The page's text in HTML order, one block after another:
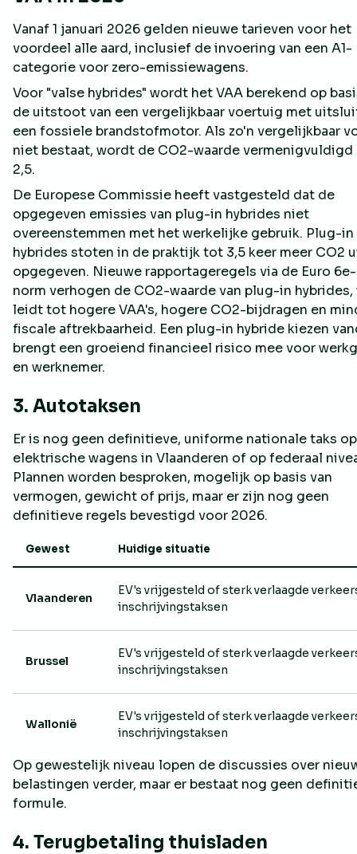
Vanaf 1 januari 2026 gelden nieuwe tarieven voor het
voordeel alle aard, inclusief de invoering van een A1-
categorie voor zero-emissiewagens.
Voor "valse hybrides" wordt het VAA berekend op
de uitstoot van een vergelijkbaar voertuig met
een fossiele brandstofmotor. Als zo'n vergelijkbaar
niet bestaat, wordt de CO2-waarde vermenigvuldigd
2,5.
De Europese Commissie heeft vastgesteld dat de
opgegeven emissies van plug-in hybrides niet
overeenstemmen met het werkelijke gebruik. Plug-in
hybrides stoten in de praktijk tot 3,5 keer meer CO2
opgegeven. Nieuwe rapportageregels via de Euro
norm verhogen de CO2-waarde van plug-in hybrides,
leidt tot hogere VAA's, hogere CO2-bijdragen en
fiscale aftrekbaarheid. Een plug-in hybride kiezen
brengt een groeiend financieel risico mee voor
en werknemer.
3. Autotaksen
Er is nog geen definitieve, uniforme nationale taks op
elektrische wagens in Vlaanderen of op federaal
Plannen worden besproken, mogelijk op basis van
vermogen, gewicht of prijs, maar er zijn nog geen
definitieve regels bevestigd voor 2026.
Gewest Huidige situatie
Vlaanderen
EV's vrijgesteld of sterk verlaagde
inschrijvingstaksen
Brussel
EV's vrijgesteld of sterk verlaagde
inschrijvingstaksen
Wallonië
EV's vrijgesteld of sterk verlaagde
inschrijvingstaksen
Op gewestelijk niveau lopen de discussies over
belastingen verder, maar er bestaat nog geen
formule.
4. Terugbetaling thuisladen